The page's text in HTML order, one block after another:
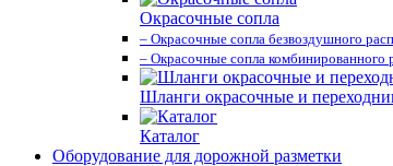
Окрасочные сопла
– Окрасочные сопла безвоздушного
– Окрасочные сопла комбинированного
Шланги окрасочные и
Каталог
Оборудование для дорожной разметки